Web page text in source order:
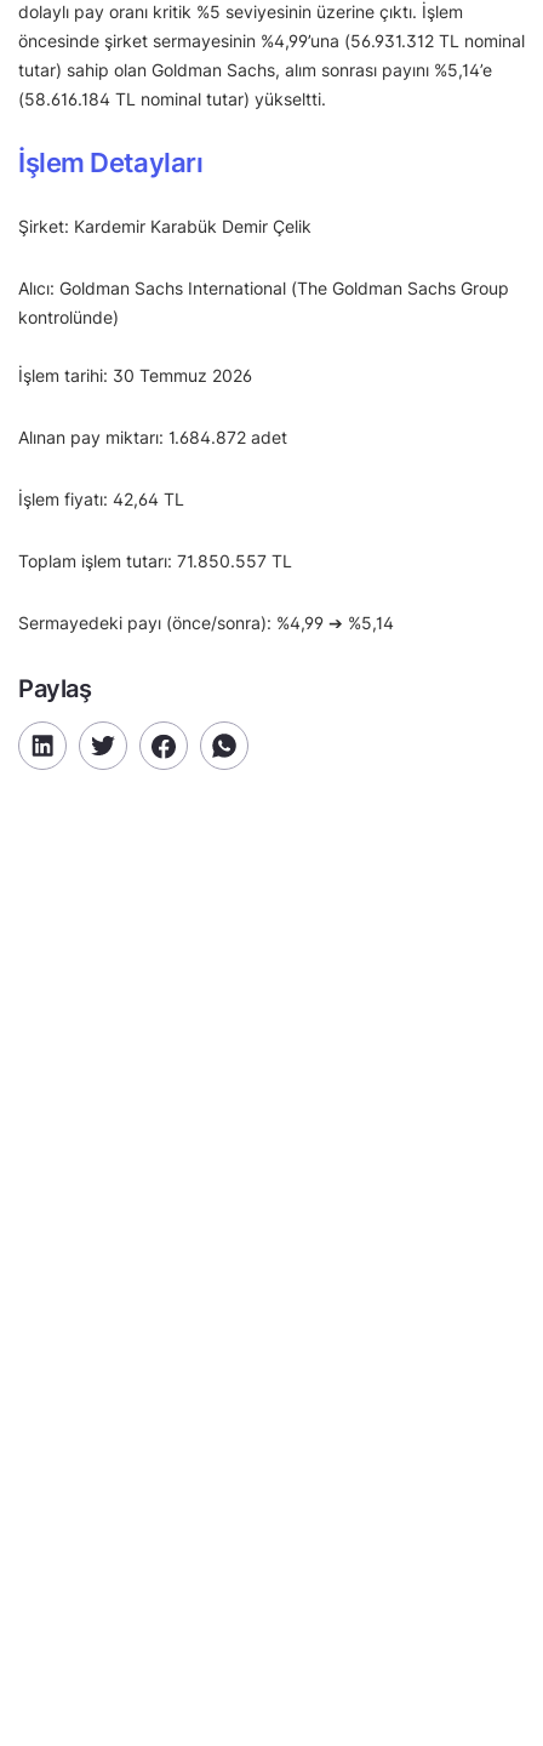
dolaylı pay oranı kritik %5 seviyesinin üzerine çıktı. İşlem
öncesinde şirket sermayesinin %4,99’una (56.931.312 TL nominal
tutar) sahip olan Goldman Sachs, alım sonrası payını %5,14’e
(58.616.184 TL nominal tutar) yükseltti.
İşlem Detayları
Şirket: Kardemir Karabük Demir Çelik
Alıcı: Goldman Sachs International (The Goldman Sachs Group
kontrolünde)
İşlem tarihi: 30 Temmuz 2026
Alınan pay miktarı: 1.684.872 adet
İşlem fiyatı: 42,64 TL
Toplam işlem tutarı: 71.850.557 TL
Sermayedeki payı (önce/sonra): %4,99 ➔ %5,14
Paylaş